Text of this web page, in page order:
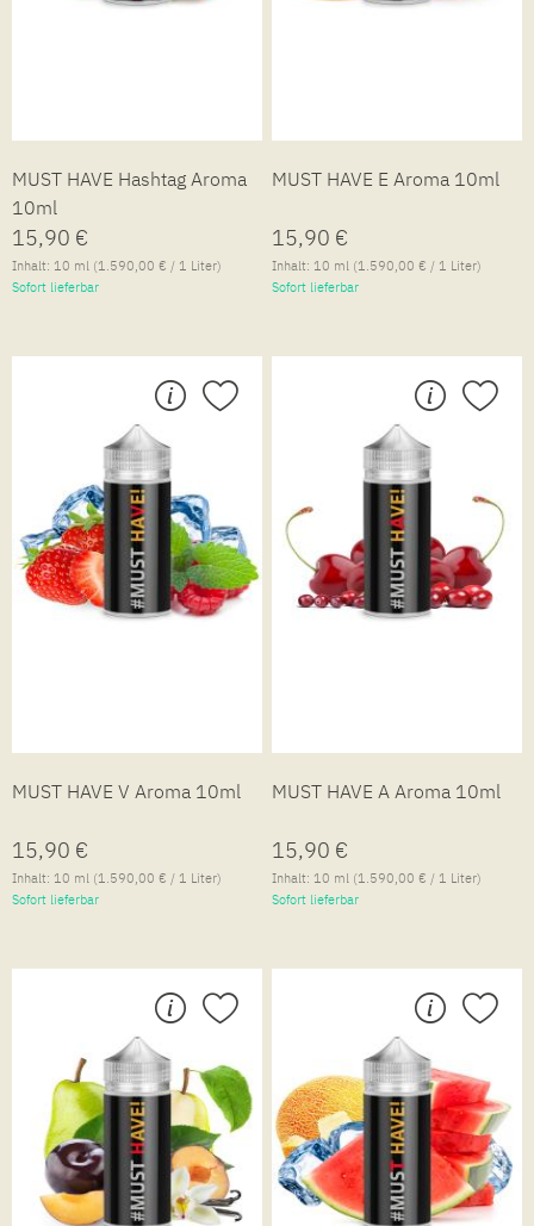
MUST HAVE Hashtag Aroma
10ml
15,90 €
Inhalt: 10 ml (1.590,00 € / 1 Liter)
Sofort lieferbar
MUST HAVE E Aroma 10ml
15,90 €
Inhalt: 10 ml (1.590,00 € / 1 Liter)
Sofort lieferbar
MUST HAVE V Aroma 10ml
15,90 €
Inhalt: 10 ml (1.590,00 € / 1 Liter)
Sofort lieferbar
MUST HAVE A Aroma 10ml
15,90 €
Inhalt: 10 ml (1.590,00 € / 1 Liter)
Sofort lieferbar